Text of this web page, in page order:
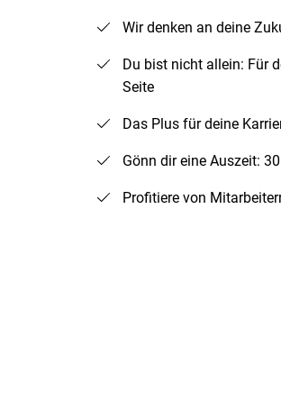
Wir denken an deine
Du bist nicht allein: Für
Seite
Das Plus für deine
Gönn dir eine Auszeit:
Profitiere von